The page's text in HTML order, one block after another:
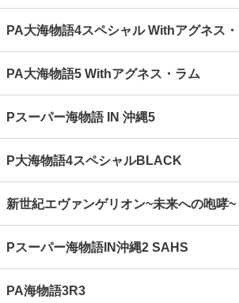
PA大海物語4スペシャル Withアグネス
PA大海物語5 Withアグネス・ラム
Pスーパー海物語 IN 沖縄5
P大海物語4スペシャルBLACK
新世紀エヴァンゲリオン~未来への咆哮~
Pスーパー海物語IN沖縄2 SAHS
PA海物語3R3